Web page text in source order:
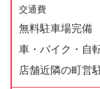
＊昇給・賞与あり
交通費
無料駐車場完備
車・バイク・自
店舗近隣の町営